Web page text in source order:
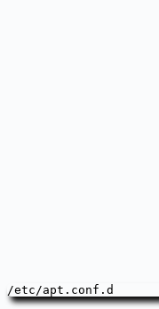
/etc/apt.conf.d